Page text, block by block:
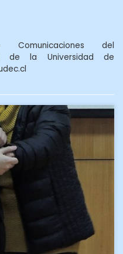
Comunicaciones del
de la Universidad de
logró aprobar ayer su
defensa de su proyecto
al Parque Científico y